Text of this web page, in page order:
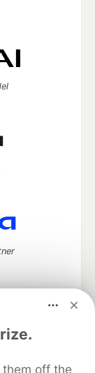
off the
up software
career